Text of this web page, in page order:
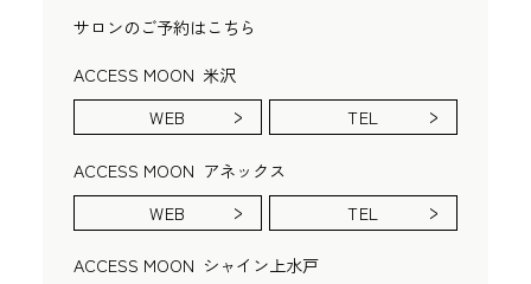
サロンのご予約はこちら
ACCESS MOON 米沢
WEB
TEL
ACCESS MOON アネックス
WEB
TEL
ACCESS MOON シャイン上水戸